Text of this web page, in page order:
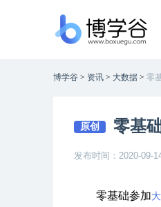
博学谷 > 资讯 > 大数据 > 零
原创 零基
发布时间：2020-09-
零基础参加